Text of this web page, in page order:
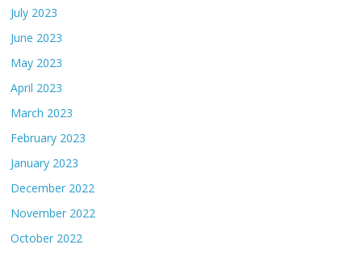
July 2023
June 2023
May 2023
April 2023
March 2023
February 2023
January 2023
December 2022
November 2022
October 2022